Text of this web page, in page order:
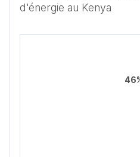
d'énergie au Kenya